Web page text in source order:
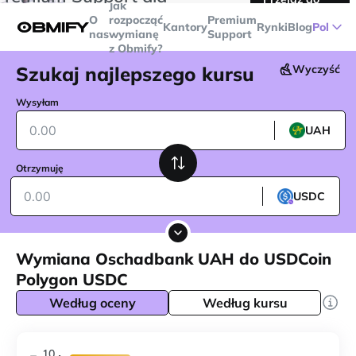
powyżej$5000
O
nas
Jak
rozpocząć
wymianę
z Obmify?
KantoryPremium
Support RynkiBlogPol
Szukaj najlepszego kursu Wyczyść
Wysyłam
UAH
Otrzymuję
USDC
Wymiana Оschadbank UAH do USDCoin
Polygon USDC
Według oceny Według kursu